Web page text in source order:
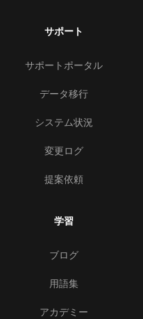
サポート
サポートポータル
データ移行
システム状況
変更ログ
提案依頼
学習
ブログ
用語集
アカデミー